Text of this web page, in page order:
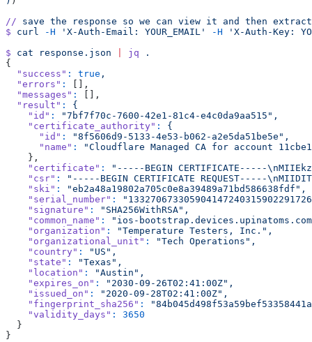
// save the response so we can view it and then extract
$ curl -H 'X-Auth-Email: YOUR_EMAIL' -H 'X-Auth-Key:
$ cat response.json jq .
{
  "success"
: true ,
  "errors"
:
[],
  "messages"
:
[],
  "result"
:
{
    "id"
:
"7bf7f70c-7600-42e1-81c4-e4c0da9aa515",
    "certificate_authority"
:
{
      "id"
:
"8f5606d9-5133-4e53-b062-a2e5da51be5e",
      "name"
:
"Cloudflare Managed CA for account
    },
    "certificate"
:
"-----BEGIN CERTIFICATE-----
    "csr"
:
"-----BEGIN CERTIFICATE REQUEST-----
    "ski"
:
"eb2a48a19802a705c0e8a39489a71bd586638fdf",
    "serial_number"
:
    "signature"
:
"SHA256WithRSA",
    "common_name"
:
"ios-
    "organization"
:
"Temperature Testers, Inc.",
    "organizational_unit"
:
"Tech Operations",
    "country"
:
"US",
    "state"
:
"Texas",
    "location"
:
"Austin",
    "expires_on"
:
"2030-09-26T02:41:00Z",
    "issued_on"
:
"2020-09-28T02:41:00Z",
    "fingerprint_sha256"
:
    "validity_days"
:
3650
  }
}